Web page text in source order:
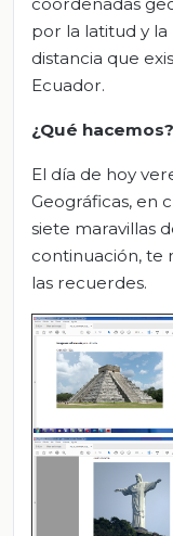
por la latitud y
distancia que
Ecuador.
¿Qué hacemos?
El día de hoy
Geográficas, en
siete maravillas
continuación, te
las recuerdes.